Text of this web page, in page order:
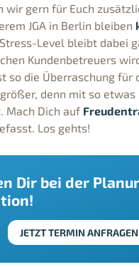
wir gern für Euch
JGA in Berlin bleiben
Level bleibt dabei
Kundenbetreuers
so die Überraschung für
denn mit so
Mach Dich auf
Los gehts!
Dir bei der
JETZT TERMIN ANFRAGEN